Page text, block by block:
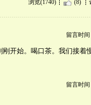
浏览(1740) (8)
留言时间
开始。喝口茶。我们接着
留言时间